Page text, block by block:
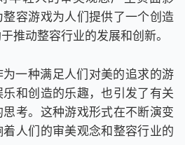
容游戏为人们提供了一个创造
推动整容行业的发展和创新。
一种满足人们对美的追求的游
和创造的乐趣，也引发了有关
考。这种游戏形式在不断演变
人们的审美观念和整容行业的